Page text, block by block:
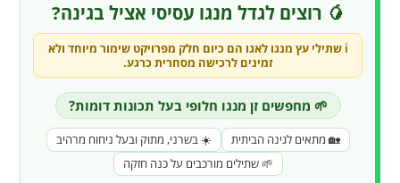
🥭 רוצים לגדל מנגו עסיסי אציל בגינה?
ℹ️ שתילי עץ מנגו לאגו הם כיום חלק מפרויקט שימור מיוחד ולא
זמינים לרכישה מסחרית כרגע.
🌱 מחפשים זן מנגו חלופי בעל תכונות דומות?
🏡 מתאים לגינה הביתית
☀️ בשרני, מתוק ובעל ניחוח מרהיב
🌱 שתילים מורכבים על כנה חזקה